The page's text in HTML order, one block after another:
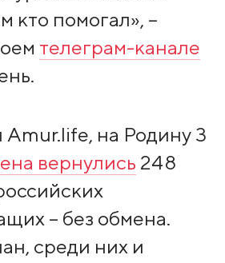
кто помогал», –
телеграм-канале
на Родину 3
вернулись 248
– без обмена.
среди них и